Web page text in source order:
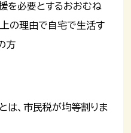
を必要とするおおむね
の理由で自宅で生活す
方
、市民税が均等割りま